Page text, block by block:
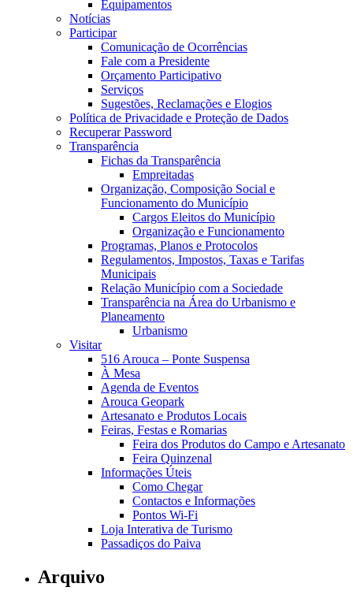
Equipamentos
Notícias
Participar
Comunicação de Ocorrências
Fale com a Presidente
Orçamento Participativo
Serviços
Sugestões, Reclamações e Elogios
Política de Privacidade e Proteção de Dados
Recuperar Password
Transparência
Fichas da Transparência
Empreitadas
Organização, Composição Social e
Funcionamento do Município
Cargos Eleitos do Município
Organização e Funcionamento
Programas, Planos e Protocolos
Regulamentos, Impostos, Taxas e Tarifas
Municipais
Relação Município com a Sociedade
Transparência na Área do Urbanismo e
Planeamento
Urbanismo
Visitar
516 Arouca – Ponte Suspensa
À Mesa
Agenda de Eventos
Arouca Geopark
Artesanato e Produtos Locais
Feiras, Festas e Romarias
Feira dos Produtos do Campo e Artesanato
Feira Quinzenal
Informações Úteis
Como Chegar
Contactos e Informações
Pontos Wi-Fi
Loja Interativa de Turismo
Passadiços do Paiva
Arquivo